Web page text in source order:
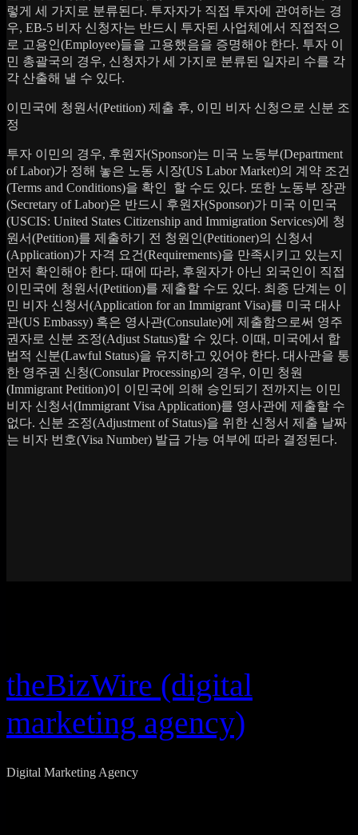
렇게 세 가지로 분류된다. 투자자가 직접 투자에 관여하는 경
우, EB-5 비자 신청자는 반드시 투자된 사업체에서 직접적으
로 고용인(Employee)들을 고용했음을 증명해야 한다. 투자 이
민 총괄국의 경우, 신청자가 세 가지로 분류된 일자리 수를 각
각 산출해 낼 수 있다.
이민국에 청원서(Petition) 제출 후, 이민 비자 신청으로 신분 조
정
투자 이민의 경우, 후원자(Sponsor)는 미국 노동부(Department
of Labor)가 정해 놓은 노동 시장(US Labor Market)의 계약 조건
(Terms and Conditions)을 확인 할 수도 있다. 또한 노동부 장관
(Secretary of Labor)은 반드시 후원자(Sponsor)가 미국 이민국
(USCIS: United States Citizenship and Immigration Services)에 청
원서(Petition)를 제출하기 전 청원인(Petitioner)의 신청서
(Application)가 자격 요건(Requirements)을 만족시키고 있는지
먼저 확인해야 한다. 때에 따라, 후원자가 아닌 외국인이 직접
이민국에 청원서(Petition)를 제출할 수도 있다. 최종 단계는 이
민 비자 신청서(Application for an Immigrant Visa)를 미국 대사
관(US Embassy) 혹은 영사관(Consulate)에 제출함으로써 영주
권자로 신분 조정(Adjust Status)할 수 있다. 이때, 미국에서 합
법적 신분(Lawful Status)을 유지하고 있어야 한다. 대사관을 통
한 영주권 신청(Consular Processing)의 경우, 이민 청원
(Immigrant Petition)이 이민국에 의해 승인되기 전까지는 이민
비자 신청서(Immigrant Visa Application)를 영사관에 제출할 수
없다. 신분 조정(Adjustment of Status)을 위한 신청서 제출 날짜
는 비자 번호(Visa Number) 발급 가능 여부에 따라 결정된다.
theBizWire (digital
marketing agency)
Digital Marketing Agency